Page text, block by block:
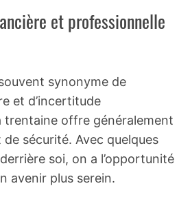
et professionnelle
synonyme de
et d’incertitude
trentaine offre généralement
sécurité. Avec quelques
soi, on a l’opportunité
avenir plus serein.